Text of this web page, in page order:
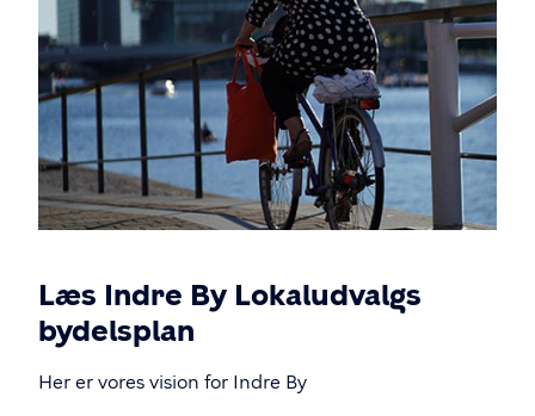
Læs Indre By Lokaludvalgs
bydelsplan
Her er vores vision for Indre By